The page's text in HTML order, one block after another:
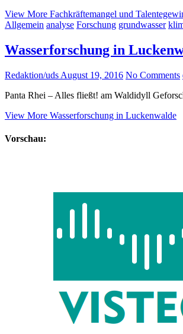
View More Fachkräftemangel und
Allgemein analyse Forschung grundwasser
Wasserforschung in
Redaktion/uds August 19, 2016 No Comments
Panta Rhei – Alles fließt! am Waldidyll
View More Wasserforschung in Luckenwalde
Vorschau: